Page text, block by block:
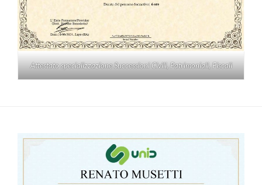
Attestato specializzazione Successioni Civili, Patrimoniali, Fiscali